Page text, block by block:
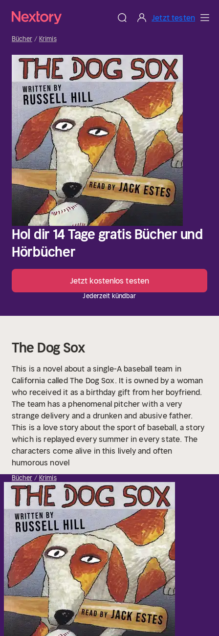
Jetzt testen
Bücher Krimis
Hol dir 14 Tage gratis Bücher und
Hörbücher
Jetzt kostenlos testen
Jederzeit kündbar
The Dog Sox
This is a novel about a single-A baseball team in
California called The Dog Sox. It is owned by a woman
who received it as a birthday gift from her boyfriend.
The team has a phenomenal pitcher with a very
strange delivery and a drunken and abusive father.
This is a love story about the sport of baseball, a story
which is replayed every summer in every state. The
characters come alive in this lively and often
humorous novel
Bücher Krimis